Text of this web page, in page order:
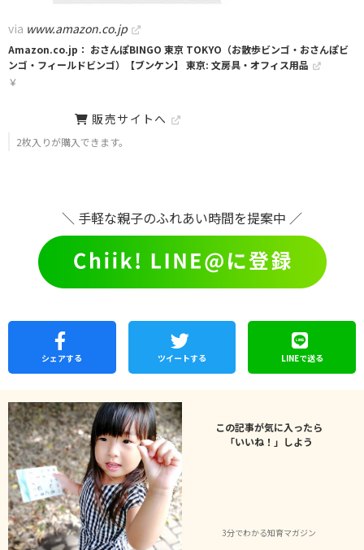
via www.amazon.co.jp
Amazon.co.jp： おさんぽBINGO 東京 TOKYO（お散歩ビンゴ・おさんぽビ
ンゴ・フィールドビンゴ）【ブンケン】 東京: 文房具・オフィス用品
￥
販売サイトへ
2枚入りが購入できます。
＼ 手軽な親子のふれあい時間を提案中 ／
シェアする ツイートする LINEで送る
この記事が気に入ったら
「いいね！」しよう
3分でわかる知育マガジン